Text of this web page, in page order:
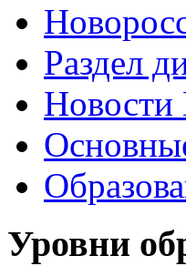
Раздел
Новости
Уровни